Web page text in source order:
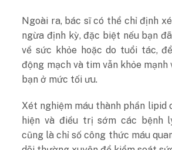
Ngoài ra, bác sĩ có thể chỉ định
ngừa định kỳ, đặc biệt nếu bạn
về sức khỏe hoặc do tuổi tác,
động mạch và tim vẫn khỏe mạnh
bạn ở mức tối ưu.
Xét nghiệm máu thành phần lipid
hiện và điều trị sớm các bệnh
cũng là chỉ số công thức máu